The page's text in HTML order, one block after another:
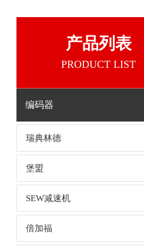
产品列表
PRODUCT LIST
编码器
瑞典林德
堡盟
SEW减速机
倍加福